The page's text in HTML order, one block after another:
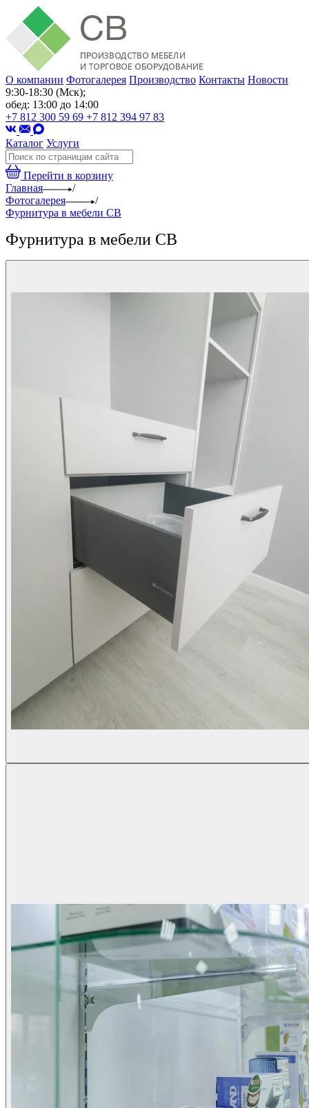
О компании Фотогалерея Производство Контакты Новости
9:30-18:30 (Мск);
обед: 13:00 до 14:00
+7 812 300 59 69 +7 812 394 97 83
Каталог Услуги
Перейти в корзину
Главная
/
Фотогалерея
/
Фурнитура в мебели СВ
Фурнитура в мебели СВ